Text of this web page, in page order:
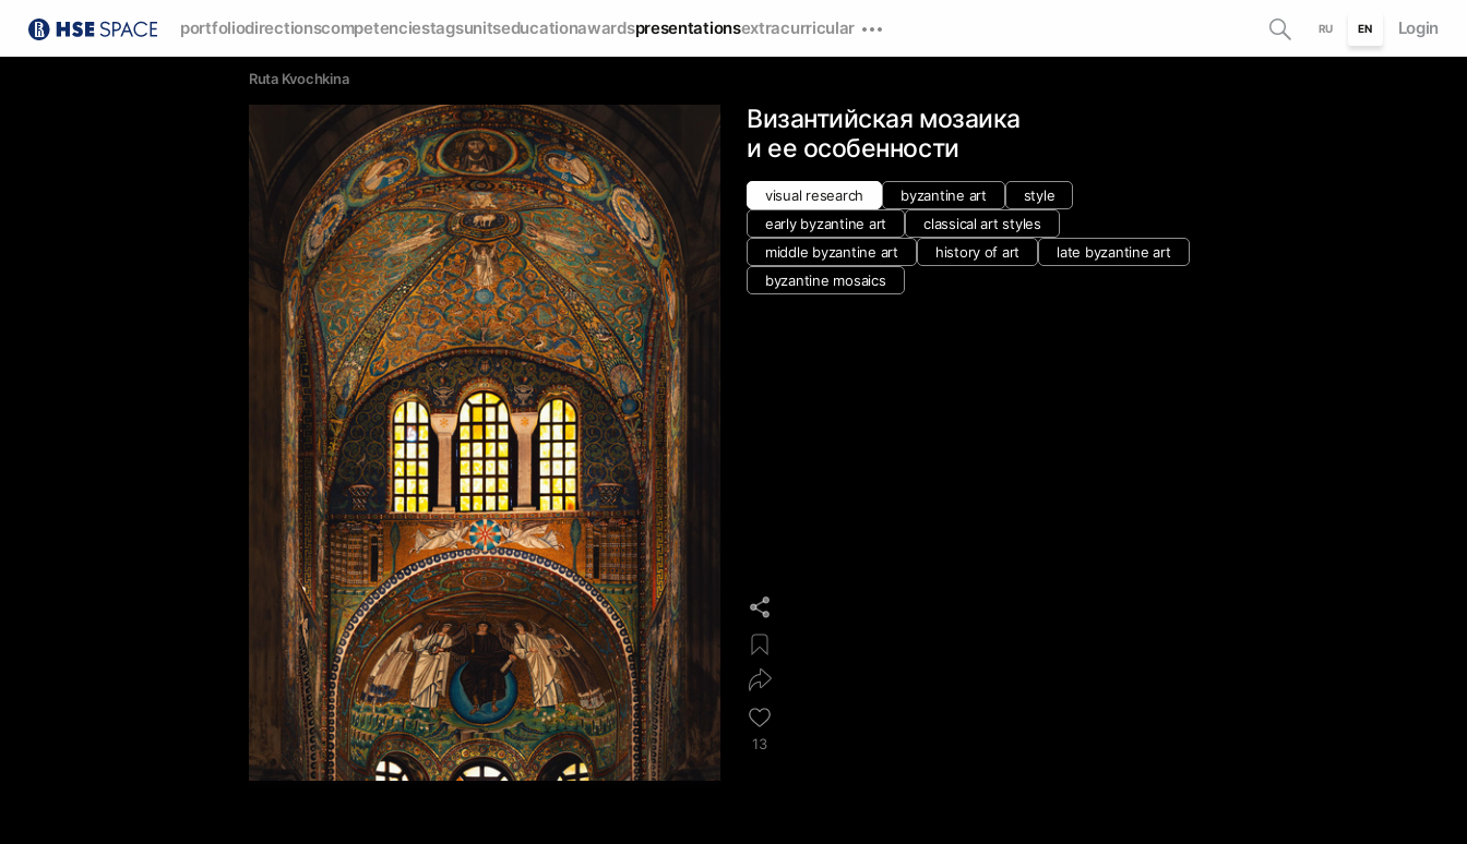
portfoliodirectionscompetenciestagsunitseducationawardspresentationsextracurricular RU EN Login
Ruta Kvochkina
Византийская мозаика
и ее особенности
visual research byzantine art
style
early byzantine art
classical art styles
middle byzantine art
history of art
late byzantine art
byzantine mosaics
13